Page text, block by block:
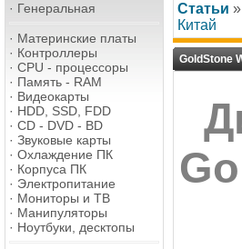
· Генеральная
· Материнские платы
· Контроллеры
· CPU - процессоры
· Память - RAM
· Видеокарты
· HDD, SSD, FDD
· CD - DVD - BD
· Звуковые карты
· Охлаждение ПК
· Корпуса ПК
· Электропитание
· Мониторы и ТВ
· Манипуляторы
· Ноутбуки, десктопы
Статьи »
Китай
GoldStone